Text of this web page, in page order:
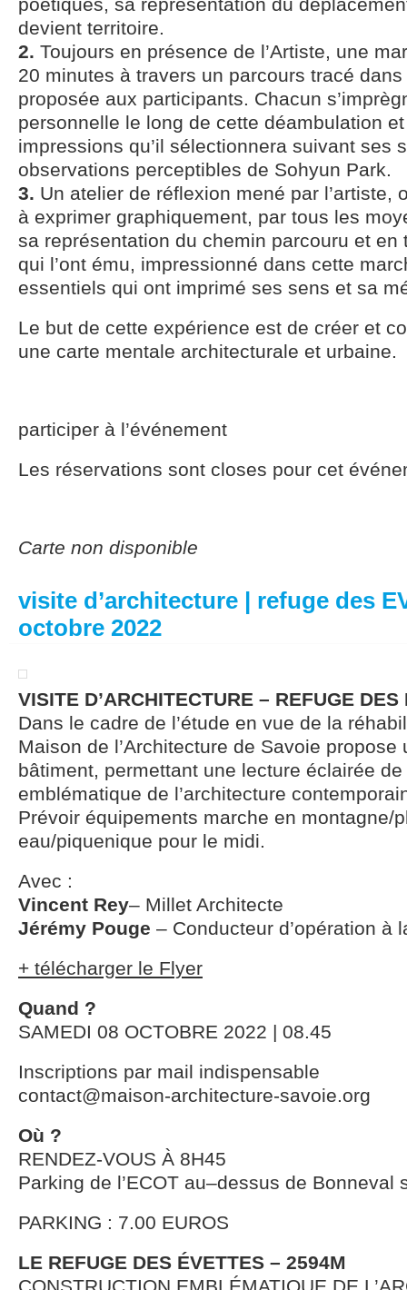
devient territoire.
2. Toujours en présence de l’Artiste, une
20 minutes à travers un parcours tracé
proposée aux participants. Chacun
personnelle le long de cette déambulation
impressions qu’il sélectionnera suivant ses
observations perceptibles de Sohyun Park.
3. Un atelier de réflexion mené par l’artiste,
à exprimer graphiquement, par tous les
sa représentation du chemin parcouru et en
qui l’ont ému, impressionné dans cette
essentiels qui ont imprimé ses sens et sa
Le but de cette expérience est de créer et
une carte mentale architecturale et urbaine.
participer à l’événement
Les réservations sont closes pour cet
Carte non disponible
visite d’architecture | refuge des
octobre 2022
VISITE D’ARCHITECTURE – REFUGE
Dans le cadre de l’étude en vue de la
Maison de l’Architecture de Savoie propose
bâtiment, permettant une lecture éclairée
emblématique de l’architecture
Prévoir équipements marche en montagne/
eau/piquenique pour le midi.
Avec :
Vincent Rey– Millet Architecte
Jérémy Pouge – Conducteur d’opération à
+ télécharger le Flyer
Quand ?
SAMEDI 08 OCTOBRE 2022 | 08.45
Inscriptions par mail indispensable
contact@maison-architecture-savoie.org
Où ?
RENDEZ-VOUS À 8H45
Parking de l’ECOT au–dessus de Bonneval
PARKING : 7.00 EUROS
LE REFUGE DES ÉVETTES – 2594M